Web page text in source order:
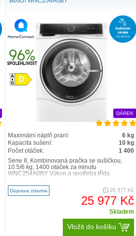
DÁREK
Maximální náplň praní:
6 kg
Kapacita sušení:
10 kg
Počet otáček:
1 400
Serie 8, Kombinovaná pračka se sušičkou,
10.5/6 kg, 1400 otáček za minutu
WNC254A0BY Výkon a spotřeba třída
Doprava zdarma 25 977 Kč
25 977 Kč
Skladem
Vložit do košíku